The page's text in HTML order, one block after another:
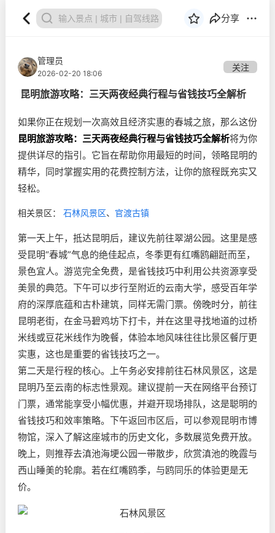
分享
管理员
2026-02-20 18:06
关注
昆明旅游攻略：三天两夜经典行程与省钱技巧全解析
如果你正在规划一次高效且经济实惠的春城之旅，那么这份
昆明旅游攻略：三天两夜经典行程与省钱技巧全解析将为你
提供详尽的指引。它旨在帮助你用最短的时间，领略昆明的
精华，同时掌握实用的花费控制方法，让你的旅程既充实又
轻松。
相关景区： 石林风景区、 官渡古镇
第一天上午，抵达昆明后，建议先前往翠湖公园。这里是感
受昆明“春城”气息的绝佳起点，冬季更有红嘴鸥翩跹而至，
景色宜人。游览完全免费，是省钱技巧中利用公共资源享受
美景的典范。下午可以步行至附近的云南大学，感受百年学
府的深厚底蕴和古朴建筑，同样无需门票。傍晚时分，前往
昆明老街，在金马碧鸡坊下打卡，并在这里寻找地道的过桥
米线或豆花米线作为晚餐，体验本地风味往往比景区餐厅更
实惠，这也是重要的省钱技巧之一。
第二天是行程的核心。上午务必安排前往石林风景区，这是
昆明乃至云南的标志性景观。建议提前一天在网络平台预订
门票，通常能享受小幅优惠，并避开现场排队，这是聪明的
省钱技巧和效率策略。下午返回市区后，可以参观昆明市博
物馆，深入了解这座城市的历史文化，多数展览免费开放。
晚上，则推荐去滇池海埂公园一带散步，欣赏滇池的晚霞与
西山睡美的轮廓。若在红嘴鸥季，与鸥同乐的体验更是无
价。